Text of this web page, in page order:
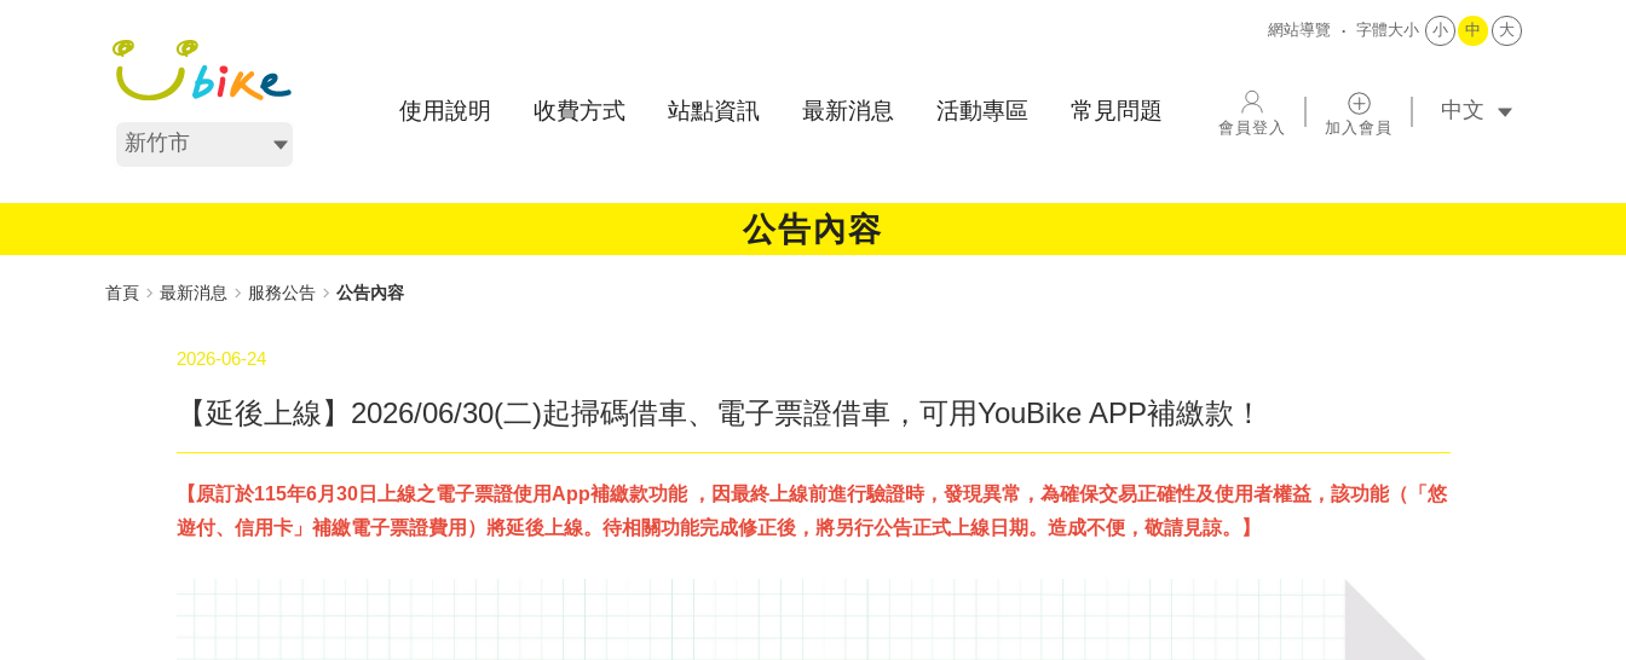
不分區
網站導覽 字體大小 小 中 大
使用說明 收費方式 站點資訊 最新消息 活動專區 常見問題 會員登入 加入會員
公告內容
首頁 最新消息 服務公告 公告內容
2026-06-24
【延後上線】2026/06/30(二)起掃碼借車、電子票證借車，可用YouBike APP補繳款！
【原訂於115年6月30日上線之電子票證使用App補繳款功能 ，因最終上線前進行驗證時，發現異常，為確保交易正確性及使用者權益，該功能（「悠
遊付、信用卡」補繳電子票證費用）將延後上線。待相關功能完成修正後，將另行公告正式上線日期。造成不便，敬請見諒。】